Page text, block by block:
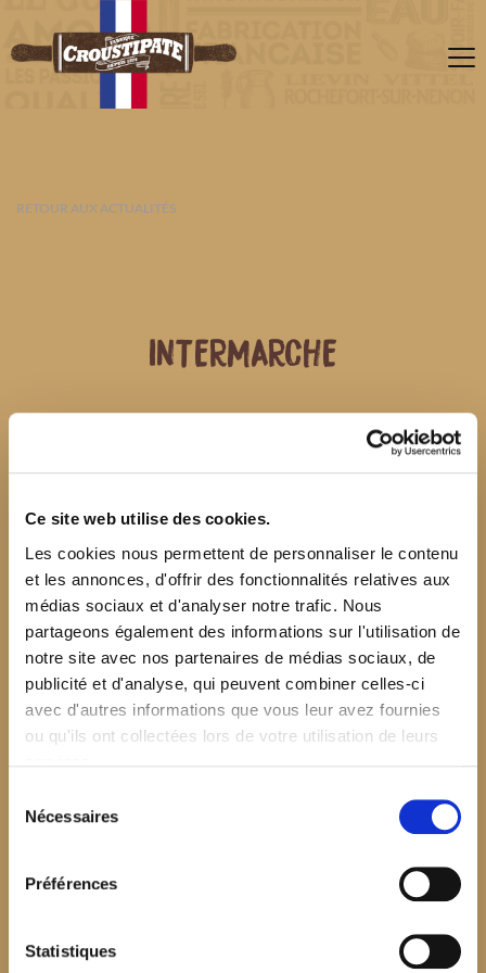
Ce site web utilise des cookies.
Les cookies nous permettent de personnaliser le contenu
et les annonces, d'offrir des fonctionnalités relatives aux
médias sociaux et d'analyser notre trafic. Nous
partageons également des informations sur l'utilisation de
notre site avec nos partenaires de médias sociaux, de
publicité et d'analyse, qui peuvent combiner celles-ci
avec d'autres informations que vous leur avez fournies
ou qu'ils ont collectées lors de votre utilisation de leurs
Nécessaires
Préférences
Statistiques
RETOUR AUX ACTUALITÉS
INTERMARCHE